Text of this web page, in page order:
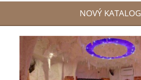
NOVÝ KATALOG